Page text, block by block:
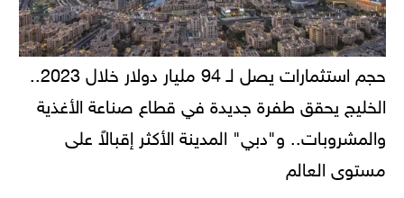
حجم استثمارات يصل لـ 94 مليار دولار خلال 2023..
الخليج يحقق طفرة جديدة في قطاع صناعة الأغذية
والمشروبات.. و"دبي" المدينة الأكثر إقبالاً على
مستوى العالم